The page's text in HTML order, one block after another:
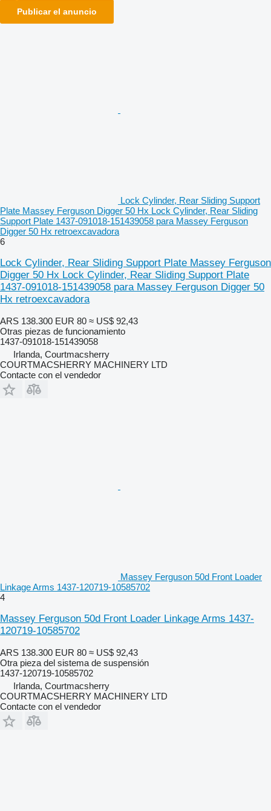
Publicar el anuncio
Lock Cylinder, Rear Sliding Support
Plate Massey Ferguson Digger 50 Hx Lock Cylinder, Rear Sliding
Support Plate 1437-091018-151439058 para Massey Ferguson
Digger 50 Hx retroexcavadora
6
Lock Cylinder, Rear Sliding Support Plate Massey Ferguson
Digger 50 Hx Lock Cylinder, Rear Sliding Support Plate
1437-091018-151439058 para Massey Ferguson Digger 50
Hx retroexcavadora
ARS 138.300 EUR 80 ≈ US$ 92,43
Otras piezas de funcionamiento
1437-091018-151439058
Irlanda, Courtmacsherry
COURTMACSHERRY MACHINERY LTD
Contacte con el vendedor
Massey Ferguson 50d Front Loader
Linkage Arms 1437-120719-10585702
4
Massey Ferguson 50d Front Loader Linkage Arms 1437-
120719-10585702
ARS 138.300 EUR 80 ≈ US$ 92,43
Otra pieza del sistema de suspensión
1437-120719-10585702
Irlanda, Courtmacsherry
COURTMACSHERRY MACHINERY LTD
Contacte con el vendedor